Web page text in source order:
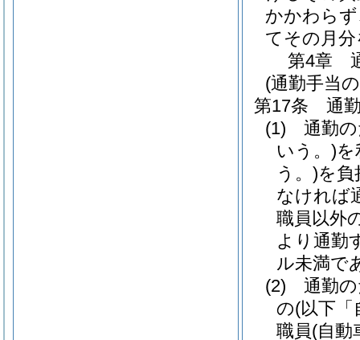
かかわら
てその月
第4章
(通勤手当
第17条
通
(1)
通勤
いう。)を
う。)を
なければ
職員以外
より通勤
ル未満で
(2)
通勤
の(以下「
職員(自動